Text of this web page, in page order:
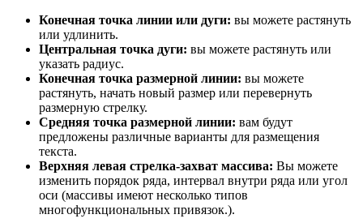
Конечная точка линии или дуги: вы можете растянуть
или удлинить.
Центральная точка дуги: вы можете растянуть или
указать радиус.
Конечная точка размерной линии: вы можете
растянуть, начать новый размер или перевернуть
размерную стрелку.
Средняя точка размерной линии: вам будут
предложены различные варианты для размещения
текста.
Верхняя левая стрелка-захват массива: Вы можете
изменить порядок ряда, интервал внутри ряда или угол
оси (массивы имеют несколько типов
многофункциональных привязок.).